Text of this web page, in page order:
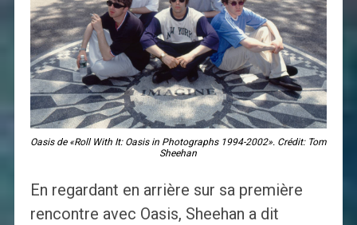
Oasis de «Roll With It: Oasis in Photographs 1994-2002». Crédit: Tom
Sheehan
En regardant en arrière sur sa première
rencontre avec Oasis, Sheehan a dit